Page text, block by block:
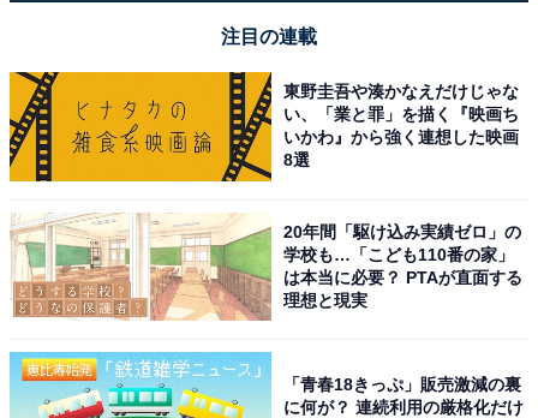
注目の連載
東野圭吾や湊かなえだけじゃな
い、「業と罪」を描く『映画ち
いかわ』から強く連想した映画
8選
20年間「駆け込み実績ゼロ」の
学校も…「こども110番の家」
は本当に必要？ PTAが直面する
理想と現実
「青春18きっぷ」販売激減の裏
に何が？ 連続利用の厳格化だけ